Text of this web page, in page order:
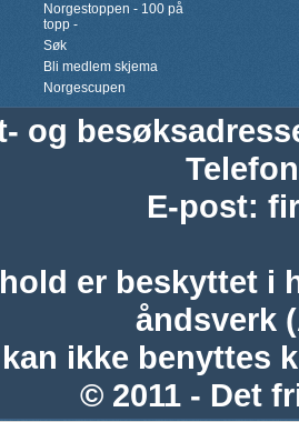
Norgestoppen - 100 på
topp -
Søk
Bli medlem skjema
Norgescupen
og
Telefon
E-post:
er beskyttet i
åndsverk
ikke benyttes
© 2011 - Det